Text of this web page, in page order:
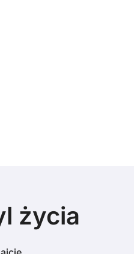
życia